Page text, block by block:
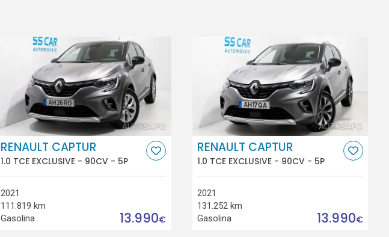
RENAULT CAPTUR
1.0 TCE EXCLUSIVE - 90CV - 5P
2021
111.819 km
Gasolina
13.990€
RENAULT CAPTUR
1.0 TCE EXCLUSIVE - 90CV - 5P
2021
131.252 km
Gasolina
13.990€